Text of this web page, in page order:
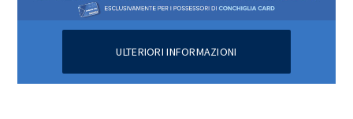
ULTERIORI INFORMAZIONI